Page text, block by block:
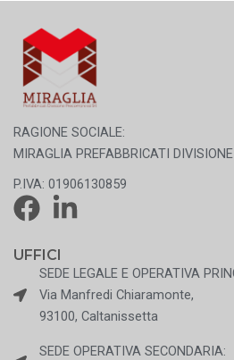
RAGIONE SOCIALE:
MIRAGLIA PREFABBRICATI
P.IVA: 01906130859
UFFICI
SEDE LEGALE E OPERATIVA
Via Manfredi Chiaramonte,
93100, Caltanissetta
SEDE OPERATIVA SECONDARIA: